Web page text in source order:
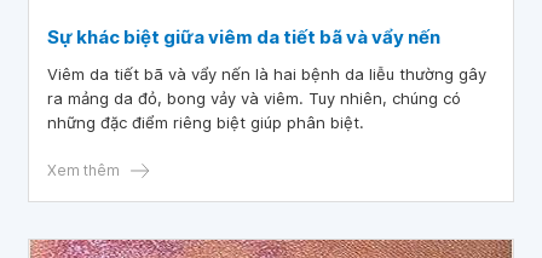
Sự khác biệt giữa viêm da tiết bã và vẩy nến
Viêm da tiết bã và vẩy nến là hai bệnh da liễu thường gây
ra mảng da đỏ, bong vảy và viêm. Tuy nhiên, chúng có
những đặc điểm riêng biệt giúp phân biệt.
Xem thêm